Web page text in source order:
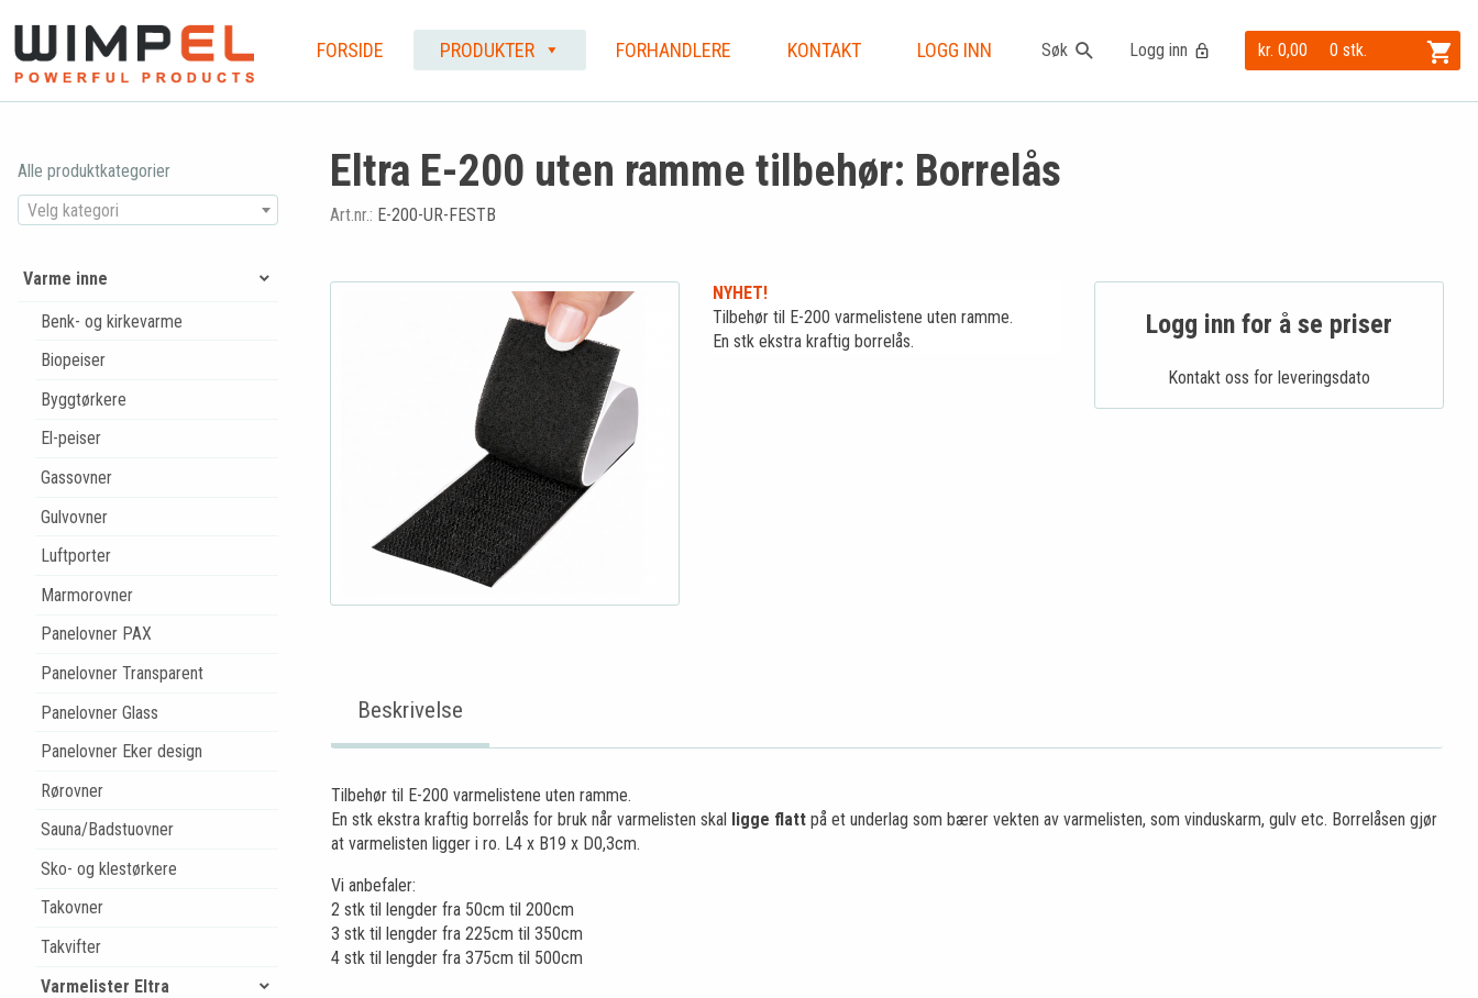
Søk kr. 0,00 0 stk.
FORSIDE PRODUKTER FORHANDLERE KONTAKT LOGG INN Logg inn
Eltra E-200 uten ramme tilbehør: Borrelås
Art.nr.: E-200-UR-FESTB
NYHET!
Tilbehør til E-200 varmelistene uten ramme.
En stk ekstra kraftig borrelås.
Logg inn for å se priser
Kontakt oss for leveringsdato
Beskrivelse
Tilbehør til E-200 varmelistene uten ramme.
En stk ekstra kraftig borrelås for bruk når varmelisten skal ligge flattpå et underlag som bærer vekten av varmelisten, som vinduskarm, gulv etc. Borrelåsen gjør
at varmelisten ligger i ro. L4 x B19 x D0,3cm.
Vi anbefaler:
2 stk til lengder fra 50cm til 200cm
3 stk til lengder fra 225cm til 350cm
4 stk til lengder fra 375cm til 500cm
Alle produktkategorier
Velg kategori
Varme inne
Benk- og kirkevarme
Biopeiser
Byggtørkere
El-peiser
Gassovner
Gulvovner
Luftporter
Marmorovner
Panelovner PAX
Panelovner Transparent
Panelovner Glass
Panelovner Eker design
Rørovner
Sauna/Badstuovner
Sko- og klestørkere
Takovner
Takvifter
Varmelister Eltra